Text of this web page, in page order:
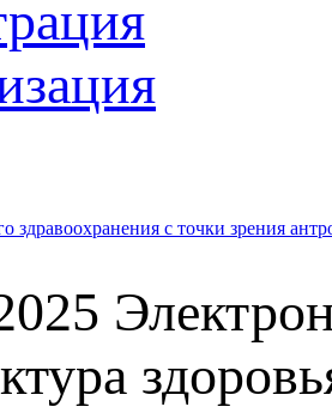
здравоохранения с точки зрения